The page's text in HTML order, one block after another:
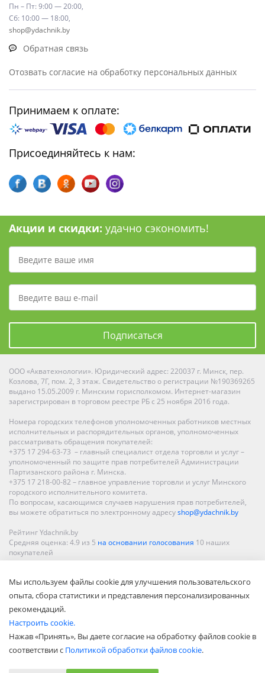
Пн – Пт: 9:00 — 20:00,
Сб: 10:00 — 18:00,
shop@ydachnik.by
Обратная связь
Отозвать согласие на обработку персональных данных
Принимаем к оплате:
Присоединяйтесь к нам:
Акции и скидки: удачно сэкономить!
Подписаться
ООО «Акватехнологии». Юридический адрес: 220037 г. Минск, пер.
Козлова, 7Г, пом. 2, 3 этаж. Свидетельство о регистрации №190369265
выдано 15.05.2009 г. Минским горисполкомом. Интернет-магазин
зарегистрирован в торговом реестре РБ с 25 ноября 2016 года.
Номера городских телефонов уполномоченных работников местных
исполнительных и распорядительных органов, уполномоченных
рассматривать обращения покупателей:
+375 17 294-63-73 – главный специалист отдела торговли и услуг –
уполномоченный по защите прав потребителей Администрации
Партизанского района г. Минска.
+375 17 218-00-82 – главное управление торговли и услуг Минского
городского исполнительного комитета.
По вопросам, касающимся случаев нарушения прав потребителей,
вы можете обратиться по электронному адресуshop@ydachnik.by
Рейтинг Ydachnik.by
Средняя оценка: 4.9 из 5 на основании голосования 10 наших
покупателей
Гродно, Могилеве, Бобруйске, Барановичах, Молодечно,
Новополоцке, Пинске, Солигорске. При заказе в интернет-магазине
доставка осуществляется по всей Беларуси.
Мы используем файлы cookie для улучшения пользовательского
опыта, сбора статистики и представления персонализированных
рекомендаций.
Настроить cookie.
Нажав «Принять», Вы даете согласие на обработку файлов cookie в
соответствии с Политикой обработки файлов cookie.